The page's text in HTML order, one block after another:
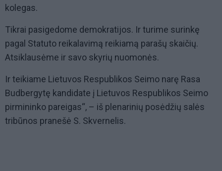
kolegas.
Tikrai pasigedome demokratijos. Ir turime surinkę
pagal Statuto reikalavimą reikiamą parašų skaičių.
Atsiklausėme ir savo skyrių nuomonės.
Ir teikiame Lietuvos Respublikos Seimo narę Rasa
Budbergytę kandidate į Lietuvos Respublikos Seimo
pirmininko pareigas“, – iš plenarinių posėdžių salės
tribūnos pranešė S. Skvernelis.